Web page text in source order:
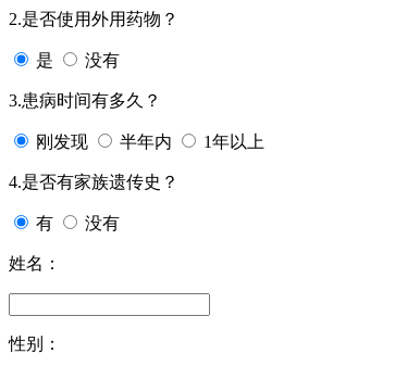
2.是否使用外用药物？
是 没有
3.患病时间有多久？
刚发现 半年内 1年以上
4.是否有家族遗传史？
有 没有
姓名：
性别：